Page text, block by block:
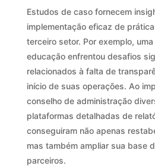
Estudos de caso fornecem
implementação eficaz de
terceiro setor. Por exemplo,
educação enfrentou desafios
relacionados à falta de
início de suas operações. Ao
conselho de administração
plataformas detalhadas de
conseguiram não apenas
mas também ampliar sua base
parceiros.